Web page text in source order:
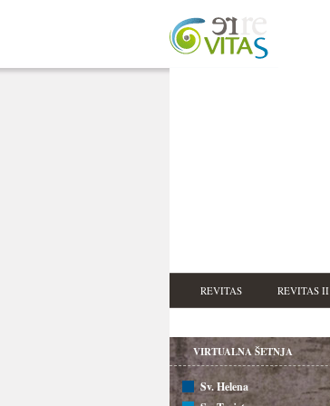
REVITAS REVITAS II
VIRTUALNA ŠETNJA
Sv. Helena